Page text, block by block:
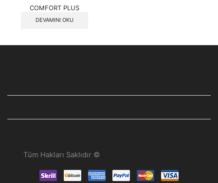
COMFORT PLUS
DEVAMINI OKU
Tüm Hakları Saklıdır ©